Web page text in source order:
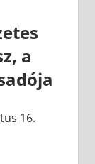
a
16.